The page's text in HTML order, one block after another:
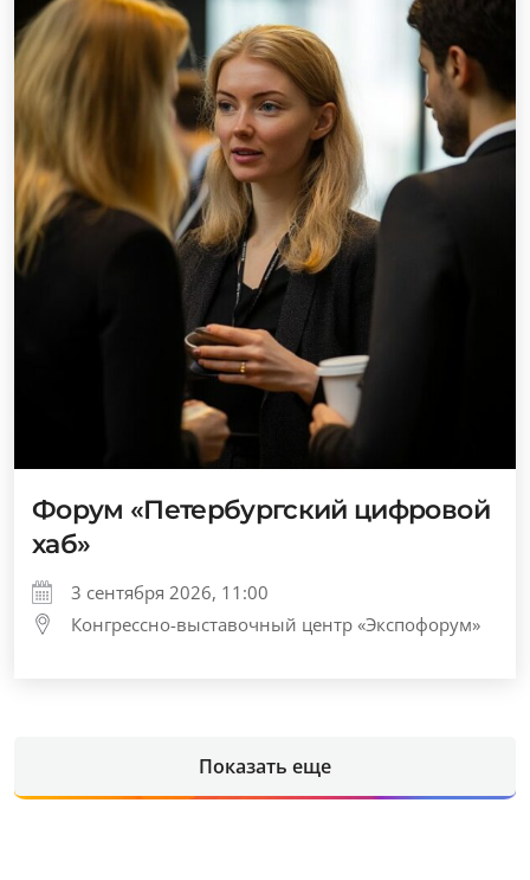
Форум «Петербургский цифровой
хаб»
3 сентября 2026, 11:00
Конгрессно-выставочный центр «Экспофорум»
Показать еще